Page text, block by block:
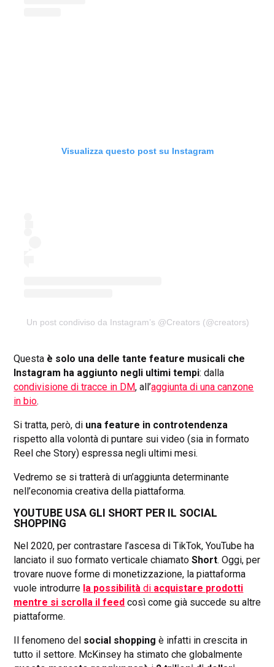
Visualizza questo post su Instagram
Un post condiviso da Instagram’s @Creators (@creators)
Questa è solo una delle tante feature musicali che
Instagram ha aggiunto negli ultimi tempi: dalla
condivisione di tracce in DM, all’aggiunta di una canzone
in bio.
Si tratta, però, di una feature in controtendenza
rispetto alla volontà di puntare sui video (sia in formato
Reel che Story) espressa negli ultimi mesi.
Vedremo se si tratterà di un’aggiunta determinante
nell’economia creativa della piattaforma.
YOUTUBE USA GLI SHORT PER IL SOCIAL
SHOPPING
Nel 2020, per contrastare l’ascesa di TikTok, YouTube ha
lanciato il suo formato verticale chiamatoShort. Oggi, per
trovare nuove forme di monetizzazione, la piattaforma
vuole introdurre la possibilità di acquistare prodotti
mentre si scrolla il feed così come già succede su altre
piattaforme.
Il fenomeno del social shoppingè infatti in crescita in
tutto il settore. McKinsey ha stimato che globalmente